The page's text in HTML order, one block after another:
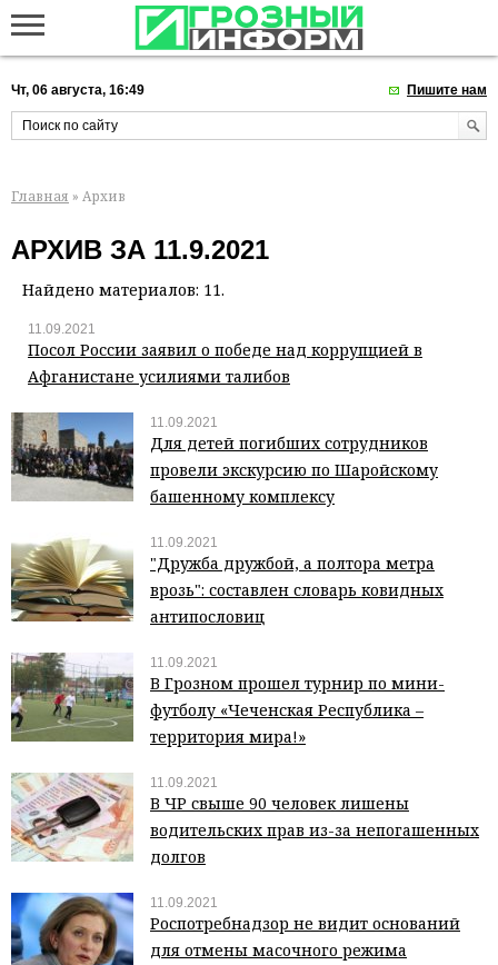
Чт, 06 августа, 16:49 Пишите нам
Главная » Архив
АРХИВ ЗА 11.9.2021
Найдено материалов: 11.
11.09.2021
Посол России заявил о победе над коррупцией в
Афганистане усилиями талибов
11.09.2021
Для детей погибших сотрудников
провели экскурсию по Шаройскому
башенному комплексу
11.09.2021
"Дружба дружбой, а полтора метра
врозь": составлен словарь ковидных
антипословиц
11.09.2021
В Грозном прошел турнир по мини-
футболу «Чеченская Республика –
территория мира!»
11.09.2021
В ЧР свыше 90 человек лишены
водительских прав из-за непогашенных
долгов
11.09.2021
Роспотребнадзор не видит оснований
для отмены масочного режима